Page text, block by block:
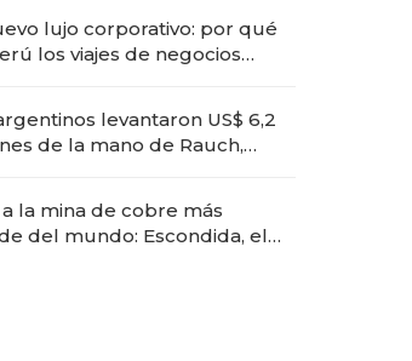
lujo corporativo: por qué
los viajes de negocios
levantaron US$ 6,2
de la mano de Rauch,
a la mina de cobre más
del mundo: Escondida, el